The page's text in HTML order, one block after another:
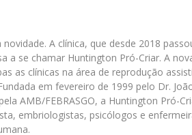
A clínica, que desde 2018
a se chamar Huntington Pró-Criar. A
as clínicas na área de reprodução
em fevereiro de 1999 pelo Dr.
AMB/FEBRASGO, a Huntington Pró-
embriologistas, psicólogos e